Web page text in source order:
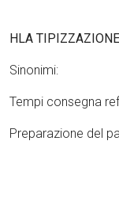
HLA
Sinonimi:
Tempi consegna
Preparazione del